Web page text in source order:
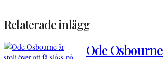
Relaterade inlägg
Ode